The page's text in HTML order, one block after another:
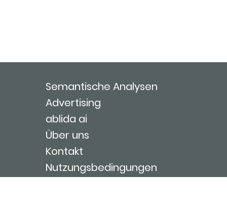
Semantische Analysen
Advertising
ablida ai
Über uns
Kontakt
Nutzungsbedingungen